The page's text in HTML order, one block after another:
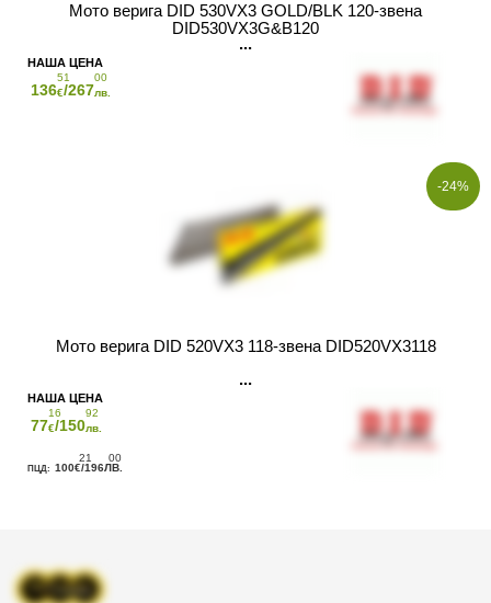
Мото верига DID 530VX3 GOLD/BLK 120-звена
DID530VX3G&B120
136
51
€/267
00
лв.
-24%
Мото верига DID 520VX3 118-звена DID520VX3118
77
16
€/150
92
лв.
100
21
€/196
00
ЛВ.